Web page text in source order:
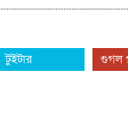
টুইটার গুগল